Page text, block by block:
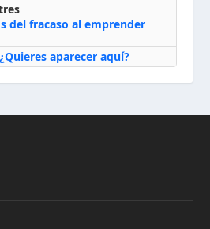
del fracaso al emprender
¿Quieres aparecer aquí?